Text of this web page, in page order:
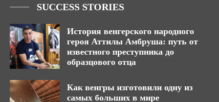
SUCCESS STORIES
История венгерского народного
героя Аттилы Амбруша: путь от
известного преступника до
образцового отца
Как венгры изготовили одну из
самых больших в мире